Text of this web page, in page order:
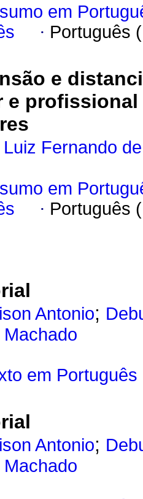
em
· Português
e
e
Fernando de
em
· Português
Antonio;
em Português
Antonio;